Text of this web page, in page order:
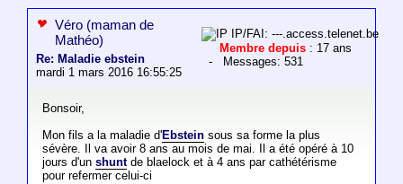
Véro (maman de
Mathéo)
Re: Maladie ebstein
mardi 1 mars 2016 16:55:25
IP/FAI: ---.access.telenet.be
Membre depuis : 17 ans
- Messages: 531
Bonsoir,
Mon fils a la maladie d'Ebsteinsous sa forme la plus
sévère. Il va avoir 8 ans au mois de mai. Il a été opéré à 10
jours d'un shuntde blaelock et à 4 ans par cathétérisme
pour refermer celui-ci